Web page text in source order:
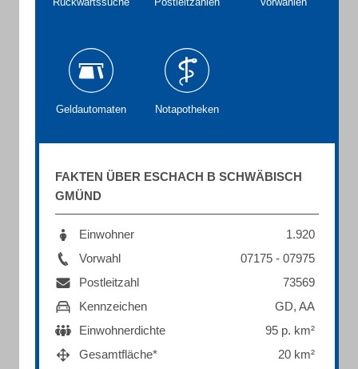
Geldautomaten Notapotheken
FAKTEN ÜBER ESCHACH B SCHWÄBISCH
GMÜND
Einwohner
1.920
Vorwahl
07175 - 07975
Postleitzahl
73569
Kennzeichen
GD, AA
Einwohnerdichte
95 p. km²
Gesamtfläche*
20 km²